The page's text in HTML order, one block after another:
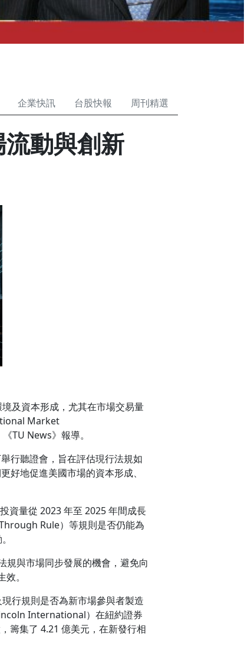
企業快訊 台股快報 周刊精選
動與創新
及資本形成，尤其在市場交易量
Market
TU News》報導。
行聽證會，旨在評估現行法規如
地促進美國市場的資本形成、
資量從 2023 年至 2025 年間成長
Rule）等規則是否仍能為
規與市場同步發展的機會，避免向
。
行規則是否為新市場參與者製造
International）在紐約證券
籌集了 4.21 億美元，在新發行相